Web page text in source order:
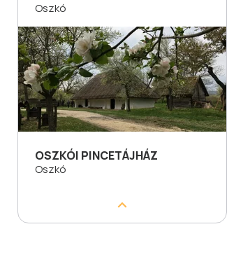
Oszkó
OSZKÓI PINCETÁJHÁZ
Oszkó